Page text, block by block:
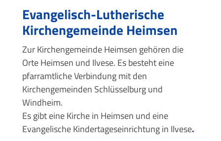
Evangelisch-Lutherische
Kirchengemeinde Heimsen
Zur Kirchengemeinde Heimsen gehören die
Orte Heimsen und Ilvese. Es besteht eine
pfarramtliche Verbindung mit den
Kirchengemeinden Schlüsselburg und
Windheim.
Es gibt eine Kirche in Heimsen und eine
Evangelische Kindertageseinrichtung in Ilvese.